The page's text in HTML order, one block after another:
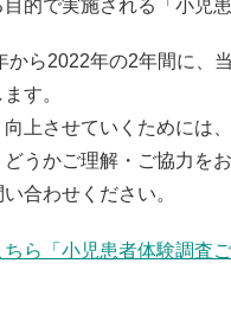
的で実施される「小児
から2022年の2年間に、
す。
上させていくためには
うかご理解・ご協力を
合わせください。
ちら「小児患者体験調査